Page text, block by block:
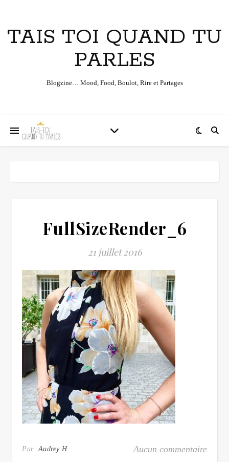
TAIS TOI QUAND TU
PARLES
Blogzine… Mood, Food, Boulot, Rire et Partages
FullSizeRender_6
21 juillet 2016
ParAudrey H Aucun commentaire